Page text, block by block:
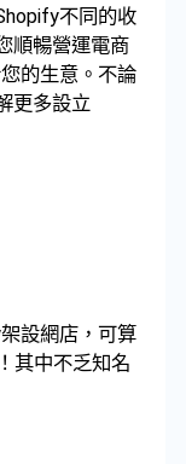
不同的收
順暢營運電商
的生意。不論
更多設立
設網店，可算
其中不乏知名